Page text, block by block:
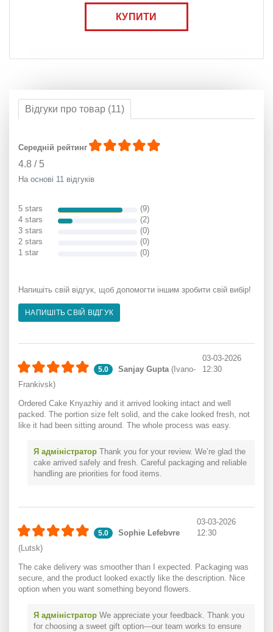
КУПИТИ
Відгуки про товар (11)
Середній рейтинг
4.8 / 5
На основі 11 відгуків
5 stars
(9)
4 stars
(2)
3 stars
(0)
2 stars
(0)
1 star
(0)
Напишіть свій відгук, щоб допомогти іншим зробити свій вибір!
НАПИШІТЬ СВІЙ ВІДГУК
5.0 Sanjay Gupta(Ivano-
Frankivsk)
03-03-2026
12:30
Ordered Cake Knyazhiy and it arrived looking intact and well
packed. The portion size felt solid, and the cake looked fresh, not
like it had been sitting around. The whole process was easy.
Я адміністратор Thank you for your review. We’re glad the
cake arrived safely and fresh. Careful packaging and reliable
handling are priorities for food items.
5.0
Sophie Lefebvre
(Lutsk)
03-03-2026
12:30
The cake delivery was smoother than I expected. Packaging was
secure, and the product looked exactly like the description. Nice
option when you want something beyond flowers.
Я адміністратор We appreciate your feedback. Thank you
for choosing a sweet gift option—our team works to ensure